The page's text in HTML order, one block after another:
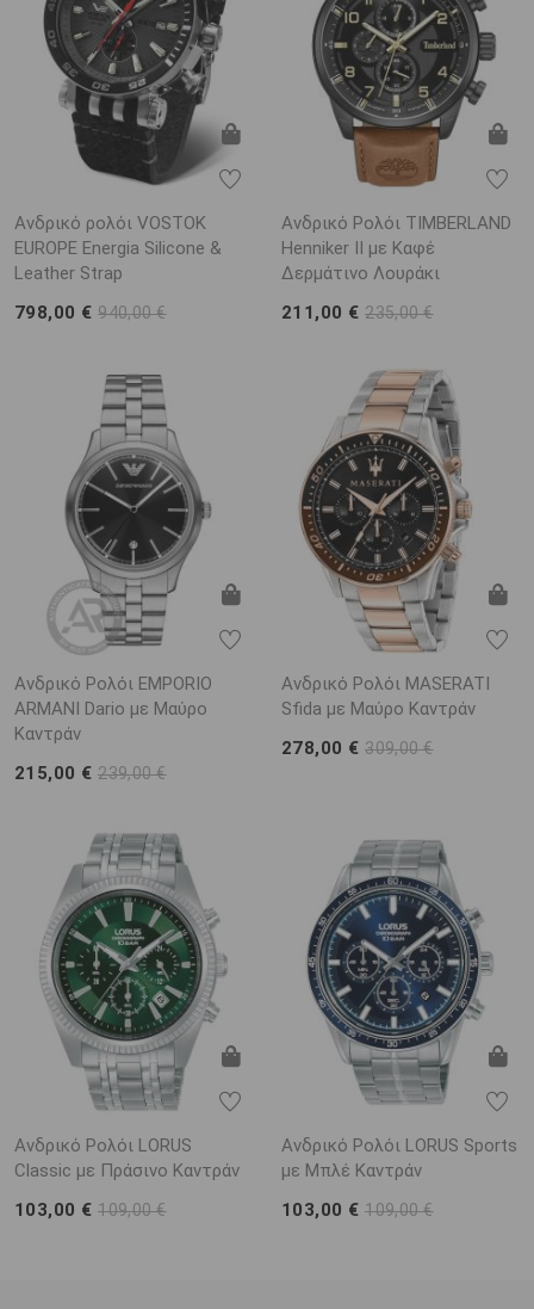
Ανδρικό ρολόι VOSTOK
EUROPE Energia Silicone &
Leather Strap
798,00 €940,00 €
Ανδρικό Ρολόι TIMBERLAND
Henniker II με Καφέ
Δερμάτινο Λουράκι
211,00 €235,00 €
Ανδρικό Ρολόι EMPORIO
ARΜΑΝΙ Dario με Μαύρο
Καντράν
215,00 €239,00 €
Ανδρικό Ρολόι MASERATI
Sfida με Μαύρο Καντράν
278,00 €309,00 €
Ανδρικό Ρολόι LORUS
Classic με Πράσινο Καντράν
103,00 €109,00 €
Ανδρικό Ρολόι LORUS Sports
με Μπλέ Καντράν
103,00 €109,00 €